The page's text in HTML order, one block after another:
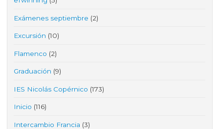
Exámenes septiembre (2)
Excursión (10)
Flamenco (2)
Graduación (9)
IES Nicolás Copérnico (173)
Inicio (116)
Intercambio Francia (3)